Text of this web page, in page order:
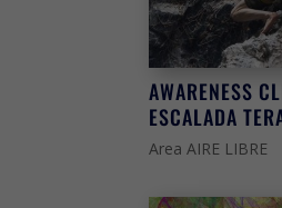
AWARENESS
ESCALADA
Area AIRE LIBRE